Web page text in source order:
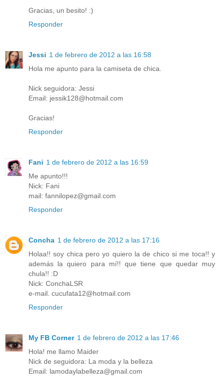
Gracias, un besito! :)
Responder
Jessi 1 de febrero de 2012 a las 16:58
Hola me apunto para la camiseta de chica.
Nick seguidora: Jessi
Email: jessik128@hotmail.com
Gracias!
Responder
Fani 1 de febrero de 2012 a las 16:59
Me apunto!!!
Nick: Fani
mail: fannilopez@gmail.com
Responder
Concha 1 de febrero de 2012 a las 17:16
Holaa!! soy chica pero yo quiero la de chico si me toca!! y
además la quiero para mí!! que tiene que quedar muy
chula!! :D
Nick: ConchaLSR
e-mail. cucufata12@hotmail.com
Responder
My FB Corner 1 de febrero de 2012 a las 17:46
Hola! me llamo Maider
Nick de seguidora: La moda y la belleza
Email: lamodaylabelleza@gmail.com